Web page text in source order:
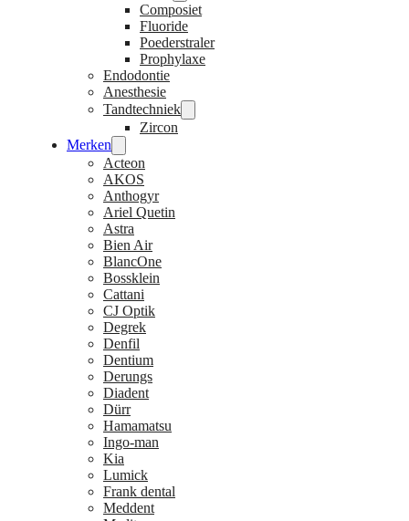
Composiet
Fluoride
Poederstraler
Prophylaxe
Endodontie
Anesthesie
Tandtechniek
Zircon
Merken
Acteon
AKOS
Anthogyr
Ariel Quetin
Astra
Bien Air
BlancOne
Bossklein
Cattani
CJ Optik
Degrek
Denfil
Dentium
Derungs
Diadent
Dürr
Hamamatsu
Ingo-man
Kia
Lumick
Frank dental
Meddent